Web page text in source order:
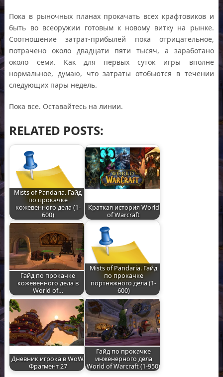
Пока в рыночных планах прокачать всех крафтовиков и
быть во всеоружии готовым к новому витку на рынке.
Соотношение затрат-прибылей пока отрицательное,
потрачено около двадцати пяти тысяч, а заработано
около семи. Как для первых суток игры вполне
нормальное, думаю, что затраты отобьются в течении
следующих пары недель.
Пока все. Оставайтесь на линии.
RELATED POSTS:
Mists of Pandaria. Гайд
по прокачке
кожевенного дела (1-
600)
Краткая история World
of Warcraft
Гайд по прокачке
кожевенного дела в
World of…
Mists of Pandaria. Гайд
по прокачке
портняжного дела (1-
600)
Дневник игрока в WoW.
Фрагмент 27
Гайд по прокачке
инженерного дела
World of Warcraft (1-950)